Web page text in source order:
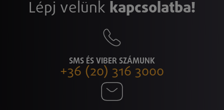
Lépj velünk kapcsolatba!
SMS ÉS VIBER SZÁMUNK
+36 (20) 316 3000